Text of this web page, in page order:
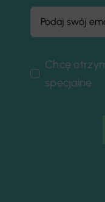
Chcę
specjalne